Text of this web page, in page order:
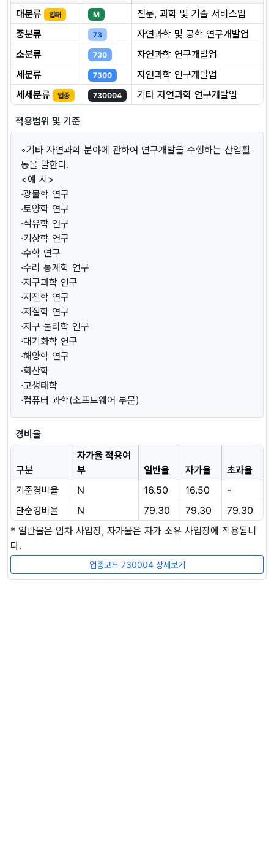
대분류 업태 M
전문, 과학 및 기술 서비스업
중분류
73
자연과학 및 공학 연구개발업
소분류
730
자연과학 연구개발업
세분류
7300
자연과학 연구개발업
세세분류
업종 730004 기타 자연과학 연구개발업
적용범위 및 기준
◦기타 자연과학 분야에 관하여 연구개발을 수행하는 산업활
동을 말한다.
<예 시>
·광물학 연구
·토양학 연구
·석유학 연구
·기상학 연구
·수학 연구
·수리 통계학 연구
·지구과학 연구
·지진학 연구
·지질학 연구
·지구 물리학 연구
·대기화학 연구
·해양학 연구
·화산학
·고생태학
·컴퓨터 과학(소프트웨어 부문)
경비율
구분
자가율 적용여
부
일반율 자가율
초과율
기준경비율
N 16.50 16.50
-
단순경비율
N 79.30 79.30
79.30
* 일반율은 임차 사업장, 자가율은 자가 소유 사업장에 적용됩니
다.
업종코드 730004 상세보기